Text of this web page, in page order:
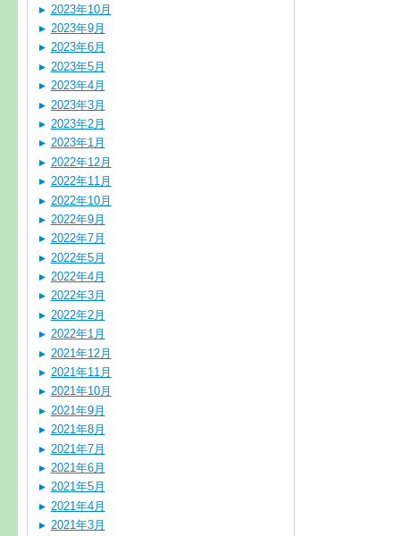
2023年10月
2023年9月
2023年6月
2023年5月
2023年4月
2023年3月
2023年2月
2023年1月
2022年12月
2022年11月
2022年10月
2022年9月
2022年7月
2022年5月
2022年4月
2022年3月
2022年2月
2022年1月
2021年12月
2021年11月
2021年10月
2021年9月
2021年8月
2021年7月
2021年6月
2021年5月
2021年4月
2021年3月